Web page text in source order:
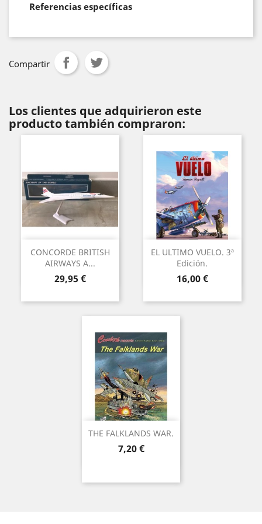
Referencias específicas
Compartir
Los clientes que adquirieron este
producto también compraron:
CONCORDE BRITISH
AIRWAYS A...
Precio
29,95 €
EL ULTIMO VUELO. 3ª
Edición.
Precio
16,00 €
THE FALKLANDS WAR.
Precio
7,20 €